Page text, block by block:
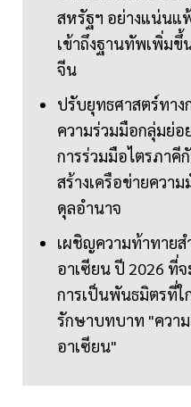
สหรัฐฯ อย่างแน่นแ
เข้าถึงฐานทัพเพิ่ม
จีน
ปรับยุทธศาสตร์ทาง
ความร่วมมือกลุ่มย่อ
การร่วมมือไตรภา
สร้างเครือข่ายควา
ดุลอำนาจ
เผชิญความท้าทาย
อาเซียน ปี 2026 ที่
การเป็นพันธมิตรที่ใ
รักษาบทบาท "ควา
อาเซียน"